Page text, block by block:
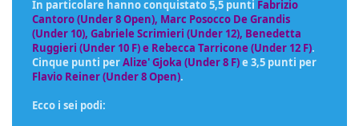
In particolare hanno conquistato 5,5 punti Fabrizio
Cantoro (Under8 Open), Marc Posocco De Grandis
(Under 10), Gabriele Scrimieri (Under 12), Benedetta
Ruggieri (Under 10 F) e Rebecca Tarricone (Under 12 F).
Cinque punti perAlize' Gjoka (Under 8 F)e 3,5 punti per
Flavio Reiner (Under 8 Open).
Ecco i sei podi: